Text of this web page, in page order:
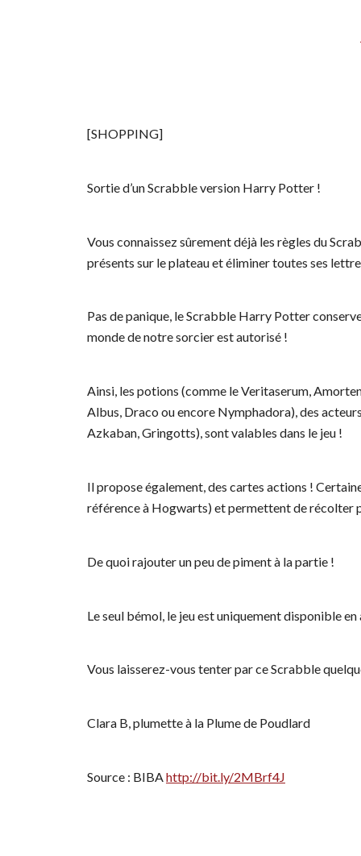
[SHOPPING]
Sortie d’un Scrabble version Harry Potter !
Vous connaissez sûrement déjà les règles du
présents sur le plateau et éliminer toutes ses
Pas de panique, le Scrabble Harry Potter
monde de notre sorcier est autorisé !
Ainsi, les potions (comme le Veritaserum,
Albus, Draco ou encore Nymphadora), des
Azkaban, Gringotts), sont valables dans le jeu !
Il propose également, des cartes actions !
référence à Hogwarts) et permettent de récolter
De quoi rajouter un peu de piment à la partie !
Le seul bémol, le jeu est uniquement disponible
Vous laisserez-vous tenter par ce Scrabble
Clara B, plumette à la Plume de Poudlard
Source : BIBAhttp://bit.ly/2MBrf4J